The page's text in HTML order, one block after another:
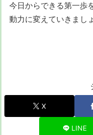
今日からできる第一歩
動力に変えていきまし
X
LINE